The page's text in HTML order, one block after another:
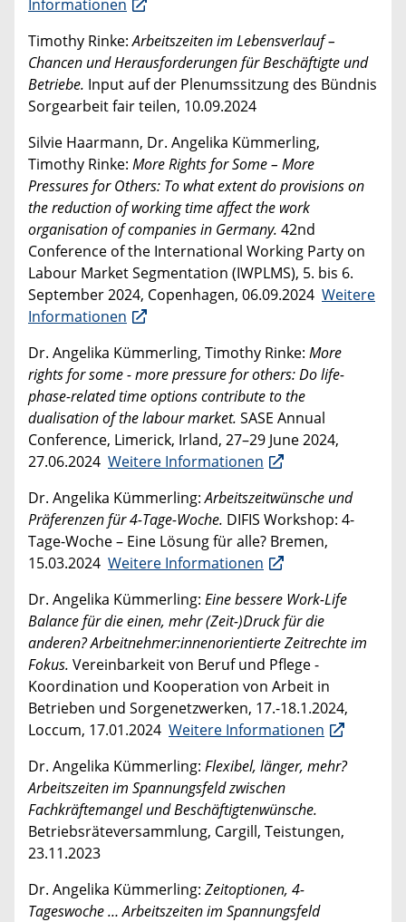
Informationen
Timothy Rinke:Arbeitszeiten im Lebensverlauf –
Chancen und Herausforderungen für Beschäftigte und
Betriebe. Input auf der Plenumssitzung des Bündnis
Sorgearbeit fair teilen, 10.09.2024
Silvie Haarmann, Dr. Angelika Kümmerling,
Timothy Rinke: More Rights for Some – More
Pressures for Others: To what extent do provisions on
the reduction of working time affect the work
organisation of companies in Germany. 42nd
Conference of the International Working Party on
Labour Market Segmentation (IWPLMS), 5. bis 6.
September 2024, Copenhagen, 06.09.2024 Weitere
Informationen
Dr. Angelika Kümmerling, Timothy Rinke: More
rights for some - more pressure for others: Do life-
phase-related time options contribute to the
dualisation of the labour market. SASE Annual
Conference, Limerick, Irland, 27–29 June 2024,
27.06.2024 Weitere Informationen
Dr. Angelika Kümmerling:Arbeitszeitwünsche und
Präferenzen für 4-Tage-Woche. DIFIS Workshop: 4-
Tage-Woche – Eine Lösung für alle? Bremen,
15.03.2024 Weitere Informationen
Dr. Angelika Kümmerling: Eine bessere Work-Life
Balance für die einen, mehr (Zeit-)Druck für die
anderen? Arbeitnehmer:innenorientierte Zeitrechte im
Fokus. Vereinbarkeit von Beruf und Pflege -
Koordination und Kooperation von Arbeit in
Betrieben und Sorgenetzwerken, 17.-18.1.2024,
Loccum, 17.01.2024 Weitere Informationen
Dr. Angelika Kümmerling: Flexibel, länger, mehr?
Arbeitszeiten im Spannungsfeld zwischen
Fachkräftemangel und Beschäftigtenwünsche.
Betriebsräteversammlung, Cargill, Teistungen,
23.11.2023
Dr. Angelika Kümmerling: Zeitoptionen, 4-
Tageswoche … Arbeitszeiten im Spannungsfeld